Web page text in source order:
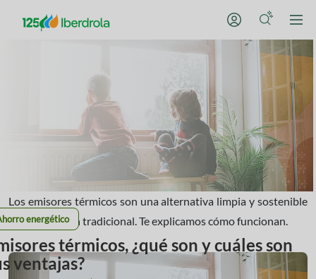
energético
térmicos, ¿qué son y cuáles son
ventajas?
Los emisores térmicos son una alternativa limpia y sostenible
a la calefacción tradicional. Te explicamos cómo funcionan.